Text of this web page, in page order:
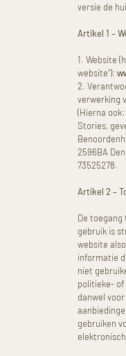
versie de
Artikel 1 –
1. Website
website”):
2.
verwerking
(Hierna ook:
Stories,
2596BA
73525278.
Artikel 2 –
De
gebruik is
website
informatie
niet
politieke-
danwel
gebruiken